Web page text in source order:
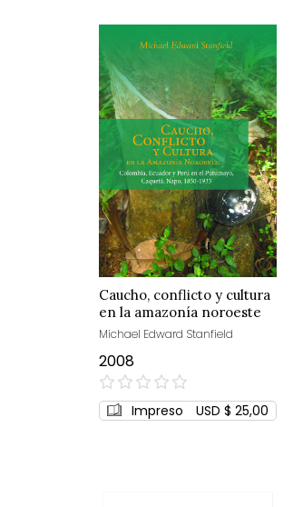
Caucho, conflicto y cultura
en la amazonía noroeste
Michael Edward Stanfield
2008
0%
Impreso USD $ 25,00